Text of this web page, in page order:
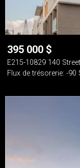
395 000 $
E215-10829 140
Flux de trésorerie: -